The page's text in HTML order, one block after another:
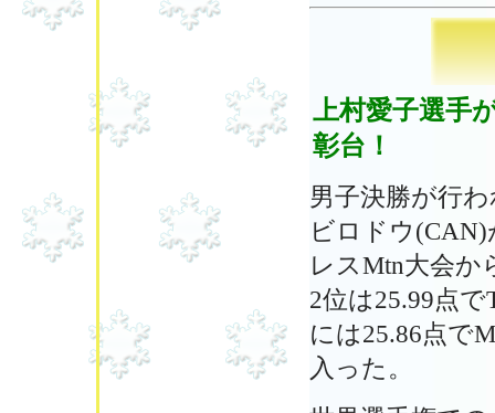
上村愛子選手
彰台！
男子決勝が行
ビロドウ
レスMtn大会か
2位は25.99点
には25.86点で
入った。